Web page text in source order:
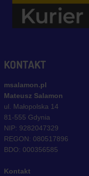
KONTAKT
msalamon.pl
Mateusz Salamon
ul. Małopolska 14
81-555 Gdynia
NIP: 9282047329
REGON: 080517896
BDO: 000356585
Kontakt